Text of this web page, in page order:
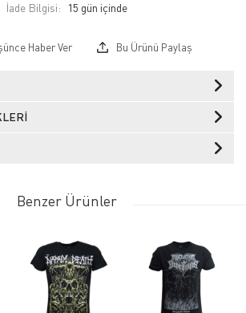
İade Bilgisi:
Haber Ver Bu Ürünü Paylaş
Benzer Ürünler